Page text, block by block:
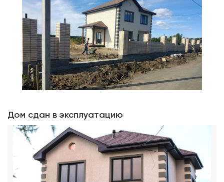
Дом сдан в эксплуатацию